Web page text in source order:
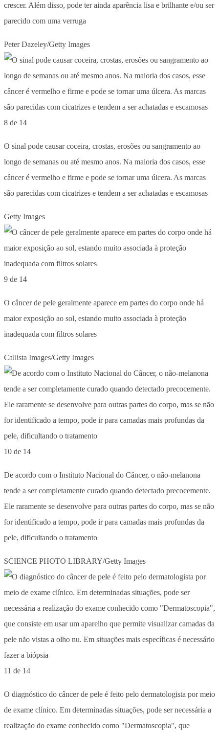
crescer. Além disso, pode ter ainda aparência lisa e brilhante e/ou ser
parecido com uma verruga
Peter Dazeley/Getty Images
8 de 14
O sinal pode causar coceira, crostas, erosões ou sangramento ao
longo de semanas ou até mesmo anos. Na maioria dos casos, esse
câncer é vermelho e firme e pode se tornar uma úlcera. As marcas
são parecidas com cicatrizes e tendem a ser achatadas e escamosas
Getty Images
9 de 14
O câncer de pele geralmente aparece em partes do corpo onde há
maior exposição ao sol, estando muito associada à proteção
inadequada com filtros solares
Callista Images/Getty Images
10 de 14
De acordo com o Instituto Nacional do Câncer, o não-melanona
tende a ser completamente curado quando detectado precocemente.
Ele raramente se desenvolve para outras partes do corpo, mas se não
for identificado a tempo, pode ir para camadas mais profundas da
pele, dificultando o tratamento
SCIENCE PHOTO LIBRARY/Getty Images
11 de 14
O diagnóstico do câncer de pele é feito pelo dermatologista por meio
de exame clínico. Em determinadas situações, pode ser necessária a
realização do exame conhecido como "Dermatoscopia", que